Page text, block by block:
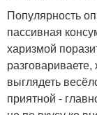
Популярность
пассивная
харизмой
выглядеть
приятной -